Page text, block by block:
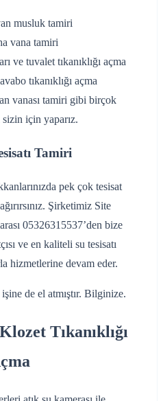
musluk tamiri
vana tamiri
ve tuvalet tıkanıklığı açma
tıkanıklığı açma
vanası tamiri gibi birçok
için yaparız.
Tamiri
pek çok tesisat
Şirketimiz Site
05326315537’den bize
ve en kaliteli su tesisatı
hizmetlerine devam eder.
işine de el atmıştır. Bilginize.
Tıkanıklığı